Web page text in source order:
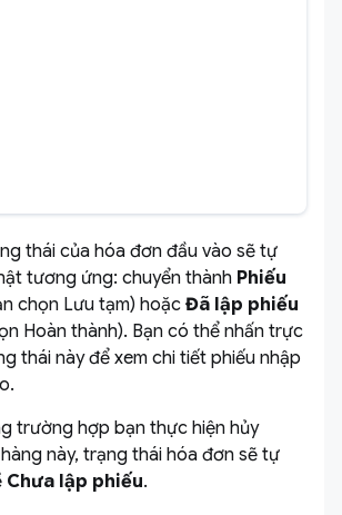
thái của hóa đơn đầu vào sẽ tự
tương ứng: chuyển thành Phiếu
chọn Lưu tạm) hoặc Đã lập phiếu
Hoàn thành). Bạn có thể nhấn trực
thái này để xem chi tiết phiếu nhập
trường hợp bạn thực hiện hủy
này, trạng thái hóa đơn sẽ tự
Chưa lập phiếu.